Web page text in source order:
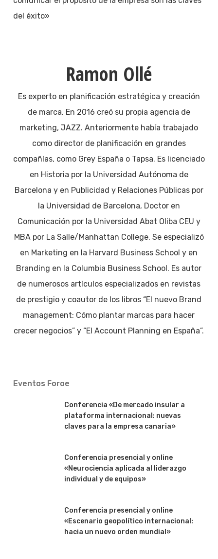
del éxito»
Ramon Ollé
Es experto en planificación estratégica y creación
de marca. En 2016 creó su propia agencia de
marketing, JAZZ. Anteriormente había trabajado
como director de planificación en grandes
compañías, como Grey España o Tapsa. Es licenciado
en Historia por la Universidad Autónoma de
Barcelona y en Publicidad y Relaciones Públicas por
la Universidad de Barcelona, Doctor en
Comunicación por la Universidad Abat Oliba CEU y
MBA por La Salle/Manhattan College. Se especializó
en Marketing en la Harvard Business School y en
Branding en la Columbia Business School. Es autor
de numerosos artículos especializados en revistas
de prestigio y coautor de los libros “El nuevo Brand
management: Cómo plantar marcas para hacer
crecer negocios” y “El Account Planning en España”.
Eventos Foroe
Conferencia «De mercado insular a
plataforma internacional: nuevas
claves para la empresa canaria»
Conferencia presencial y online
«Neurociencia aplicada al liderazgo
individual y de equipos»
Conferencia presencial y online
«Escenario geopolítico internacional:
hacia un nuevo orden mundial»